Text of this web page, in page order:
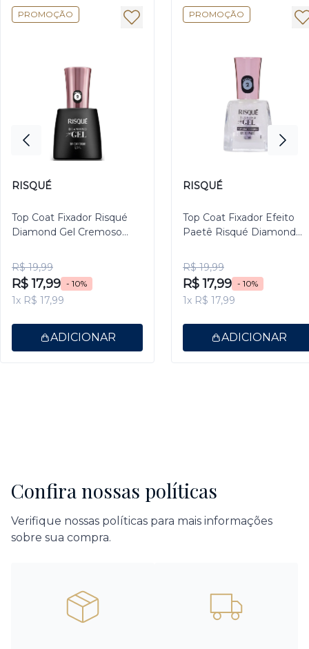
PROMOÇÃO
RISQUÉ
Top Coat Fixador Risqué
Diamond Gel Cremoso
R$ 19,99
R$ 17,99 - 10%
1x R$ 17,99
ADICIONAR
PROMOÇÃO
RISQUÉ
Top Coat Fixador Efeito
Paetê Risqué Diamond
R$ 19,99
R$ 17,99 - 10%
1x R$ 17,99
ADICIONAR
Confira nossas políticas
Verifique nossas políticas para mais informações
sobre sua compra.